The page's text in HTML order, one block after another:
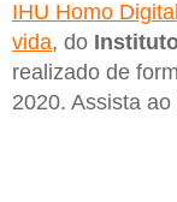
IHU Homo
vida, do
realizado de
2020. Assista